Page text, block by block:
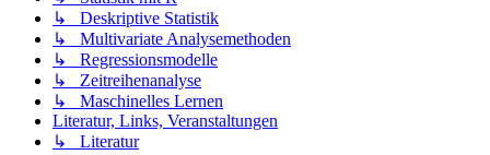
↳ Deskriptive Statistik
↳ Multivariate Analysemethoden
↳ Regressionsmodelle
↳ Zeitreihenanalyse
↳ Maschinelles Lernen
Literatur, Links, Veranstaltungen
↳ Literatur